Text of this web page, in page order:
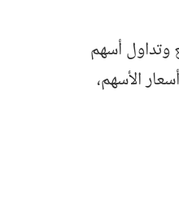
وتداول أسهم
الأسهم،